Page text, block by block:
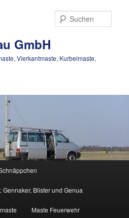
GmbH
Vierkantmaste, Kurbelmaste,
Blister und Genua
Maste Feuerwehr